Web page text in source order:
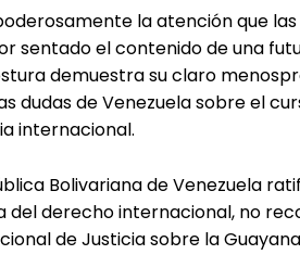
la atención que
sentado el contenido de una
demuestra su claro
dudas de Venezuela sobre el
internacional.
Bolivariana de Venezuela
del derecho internacional, no
de Justicia sobre la